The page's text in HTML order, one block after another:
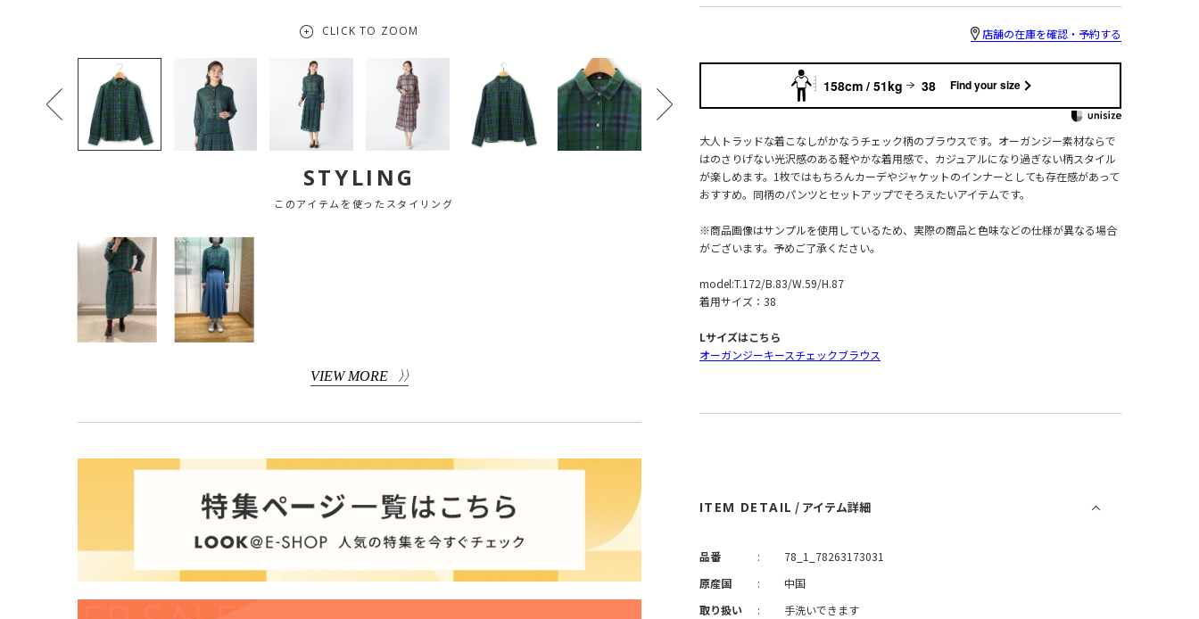
CLICK TO ZOOM
STYLING
このアイテムを使ったスタイリング
VIEW MORE
店舗の在庫を確認・予約する
158cm / 51kg 38 Find your size
大人トラッドな着こなしがかなうチェック柄のブラウスです。オーガンジー素材ならで
はのさりげない光沢感のある軽やかな着用感で、カジュアルになり過ぎない柄スタイル
が楽しめます。1枚ではもちろんカーデやジャケットのインナーとしても存在感があって
おすすめ。同柄のパンツとセットアップでそろえたいアイテムです。
※商品画像はサンプルを使用しているため、実際の商品と色味などの仕様が異なる場合
がございます。予めご了承ください。
model:T.172/B.83/W.59/H.87
着用サイズ：38
Lサイズはこちら
オーガンジーキースチェックブラウス
ITEM DETAIL / アイテム詳細
品番 :
78_1_78263173031
原産国
:
中国
取り扱い
:
手洗いできます